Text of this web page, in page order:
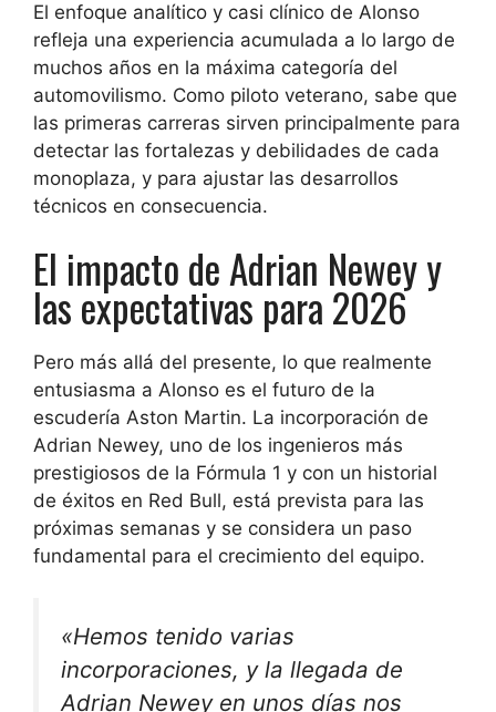
El enfoque analítico y casi clínico de Alonso
refleja una experiencia acumulada a lo largo de
muchos años en la máxima categoría del
automovilismo. Como piloto veterano, sabe que
las primeras carreras sirven principalmente para
detectar las fortalezas y debilidades de cada
monoplaza, y para ajustar las desarrollos
técnicos en consecuencia.
El impacto de Adrian Newey y
las expectativas para 2026
Pero más allá del presente, lo que realmente
entusiasma a Alonso es el futuro de la
escudería Aston Martin. La incorporación de
Adrian Newey, uno de los ingenieros más
prestigiosos de la Fórmula 1 y con un historial
de éxitos en Red Bull, está prevista para las
próximas semanas y se considera un paso
fundamental para el crecimiento del equipo.
«Hemos tenido varias
incorporaciones, y la llegada de
Adrian Newey en unos días nos